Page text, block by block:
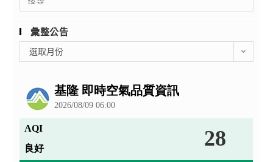
for:
彙整公告
整
選取月份